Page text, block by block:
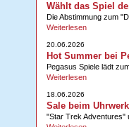
Wählt das Spiel
Die Abstimmung zum
Weiterlesen
20.06.2026
Hot Summer bei
Pegasus Spiele lädt
Weiterlesen
18.06.2026
Sale beim
"Star Trek Adventures"